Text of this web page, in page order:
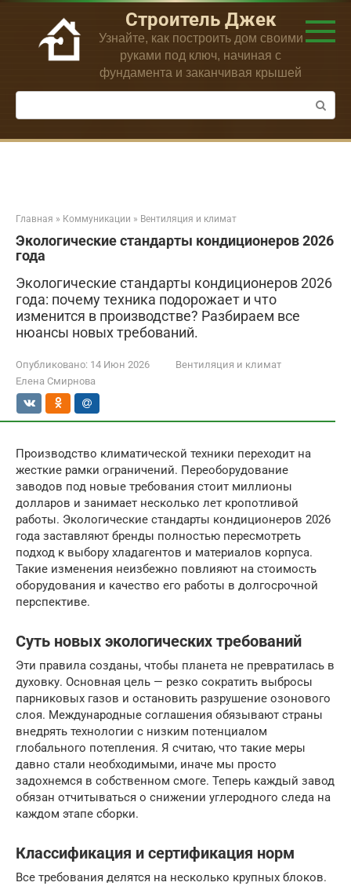
Перейти
контенту
Строитель Джек
Узнайте, как построить дом своими
руками под ключ, начиная с
фундамента и заканчивая крышей
Поиск:
Главная » Коммуникации » Вентиляция и климат
Экологические стандарты кондиционеров 2026
года
Экологические стандарты кондиционеров 2026
года: почему техника подорожает и что
изменится в производстве? Разбираем все
нюансы новых требований.
Опубликовано: 14 Июн 2026
Вентиляция и климат
Елена Смирнова
Производство климатической техники переходит на
жесткие рамки ограничений. Переоборудование
заводов под новые требования стоит миллионы
долларов и занимает несколько лет кропотливой
работы. Экологические стандарты кондиционеров 2026
года заставляют бренды полностью пересмотреть
подход к выбору хладагентов и материалов корпуса.
Такие изменения неизбежно повлияют на стоимость
оборудования и качество его работы в долгосрочной
перспективе.
Суть новых экологических требований
Эти правила созданы, чтобы планета не превратилась в
духовку. Основная цель — резко сократить выбросы
парниковых газов и остановить разрушение озонового
слоя. Международные соглашения обязывают страны
внедрять технологии с низким потенциалом
глобального потепления. Я считаю, что такие меры
давно стали необходимыми, иначе мы просто
задохнемся в собственном смоге. Теперь каждый завод
обязан отчитываться о снижении углеродного следа на
каждом этапе сборки.
Классификация и сертификация норм
Все требования делятся на несколько крупных блоков.